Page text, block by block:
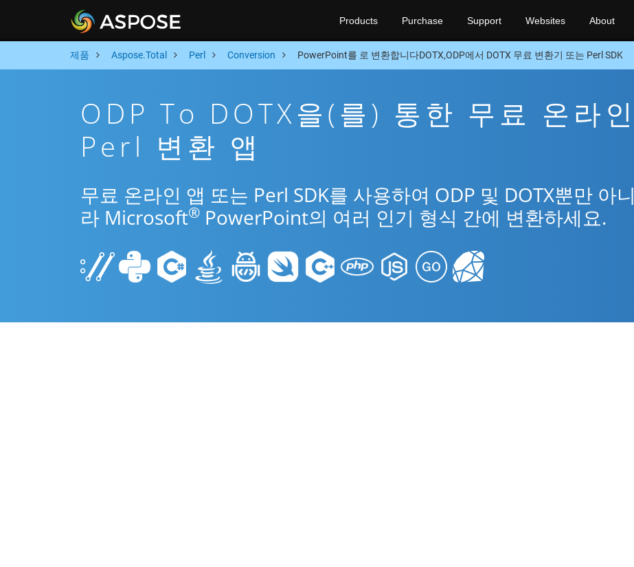
Products Purchase Support Websites About
제품 Aspose.Total Perl Conversion PowerPoint를 로 변환합니다DOTX,ODP에서 DOTX 무료 변환기 또는 Perl SDK
ODP To DOTX을(를) 통한 무료 온라인
Perl 변환 앱
무료 온라인 앱 또는 Perl SDK를 사용하여 ODP 및 DOTX뿐만 아니
라 Microsoft® PowerPoint의 여러 인기 형식 간에 변환하세요.